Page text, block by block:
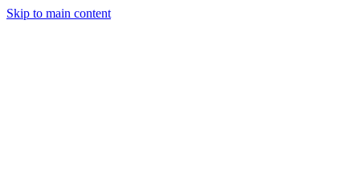
Skip to main content